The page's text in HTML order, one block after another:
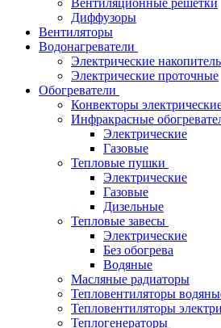
Вентиляционные решетки
Диффузоры
Вентиляторы
Водонагреватели
Электрические
Электрические проточные
Обогреватели
Конвекторы
Инфракрасные
Электрические
Газовые
Тепловые пушки
Электрические
Газовые
Дизельные
Тепловые завесы
Электрические
Без обогрева
Водяные
Масляные радиаторы
Тепловентиляторы
Тепловентиляторы
Теплогенераторы